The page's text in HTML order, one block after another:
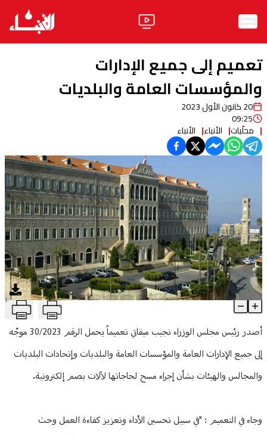
الأخبار
ثقافة ومجتمع
منوعات
آراء
فيديو
مواقف
وليد جنبلاط
ابحث
تعميم إلى جميع الإدارات
والمؤسسات العامة والبلديات
20 كانون الأول 2023
09:25
محلّيات الأنباء الأنباء
تعميم إلى جميع الإدارات والمؤسسات العامة والبلديات T
Article Content
أصدر رئيس مجلس الوزراء نجيب ميقاتي تعميماً يحمل الرقم 30/2023 موجّه
إلى جميع الإدارات العامة والمؤسسات العامة والبلديات وإتحادات البلديات
والمجالس والهيئات بشأن إجراء مسح لحاجاتها لآلات بصم إلكترونية.
وجاء في التعميم : "في سبيل تحسين الأداء وتعزيز كفاءة العمل وحث